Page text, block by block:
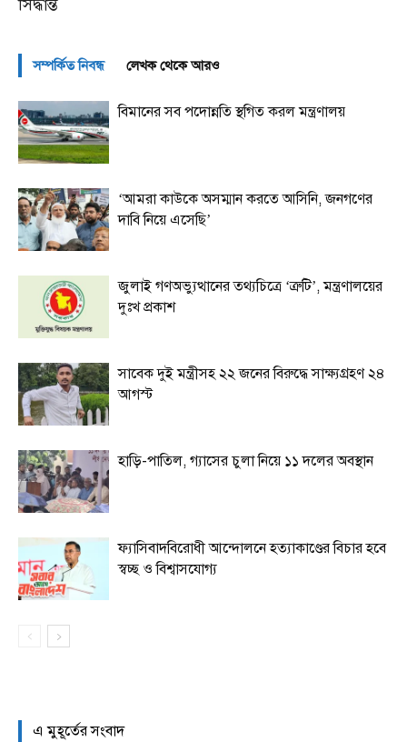
সিদ্ধান্ত
সম্পর্কিত নিবন্ধ লেখক থেকে আরও
বিমানের সব পদোন্নতি স্থগিত করল মন্ত্রণালয়
‘আমরা কাউকে অসম্মান করতে আসিনি, জনগণের
দাবি নিয়ে এসেছি’
জুলাই গণঅভ্যুত্থানের তথ্যচিত্রে ‘ত্রুটি’, মন্ত্রণালয়ের
দুঃখ প্রকাশ
সাবেক দুই মন্ত্রীসহ ২২ জনের বিরুদ্ধে সাক্ষ্যগ্রহণ ২৪
আগস্ট
হাড়ি-পাতিল, গ্যাসের চুলা নিয়ে ১১ দলের অবস্থান
ফ্যাসিবাদবিরোধী আন্দোলনে হত্যাকাণ্ডের বিচার হবে
স্বচ্ছ ও বিশ্বাসযোগ্য
এ মুহূর্তের সংবাদ